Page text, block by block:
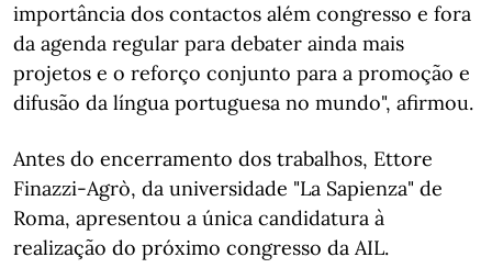
importância dos contactos além congresso e fora
da agenda regular para debater ainda mais
projetos e o reforço conjunto para a promoção e
difusão da língua portuguesa no mundo", afirmou.
Antes do encerramento dos trabalhos, Ettore
Finazzi-Agrò, da universidade "La Sapienza" de
Roma, apresentou a única candidatura à
realização do próximo congresso da AIL.